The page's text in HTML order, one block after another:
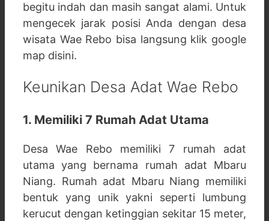
begitu indah dan masih sangat alami. Untuk
mengecek jarak posisi Anda dengan desa
wisata Wae Rebo bisa langsung klik google
map disini.
Keunikan Desa Adat Wae Rebo
1. Memiliki 7 Rumah Adat Utama
Desa Wae Rebo memiliki 7 rumah adat
utama yang bernama rumah adat Mbaru
Niang. Rumah adat Mbaru Niang memiliki
bentuk yang unik yakni seperti lumbung
kerucut dengan ketinggian sekitar 15 meter,